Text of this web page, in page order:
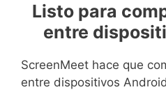
Listo para
entre
ScreenMeet hace que
entre dispositivos